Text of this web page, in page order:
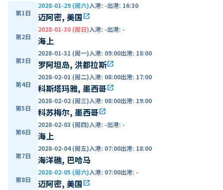
第1日
2028-01-29 (周六)入港: -出港: 16:30
迈阿密, 美国open_in_new
第2日
2028-01-30 (周日)入港: -出港: -
海上
第3日
2028-01-31 (周一)入港: 09:00出港: 18:00
罗阿坦岛, 洪都拉斯open_in_new
第4日
2028-02-01 (周二)入港: 08:00出港: 17:00
科斯塔玛雅, 墨西哥open_in_new
第5日
2028-02-02 (周三)入港: 08:00出港: 19:00
科苏梅尔, 墨西哥open_in_new
第6日
2028-02-03 (周四)入港: -出港: -
海上
第7日
2028-02-04 (周五)入港: 07:00出港: 18:00
海洋礁, 巴哈马
第8日
2028-02-05 (周六)入港: 07:00出港: -
迈阿密, 美国open_in_new